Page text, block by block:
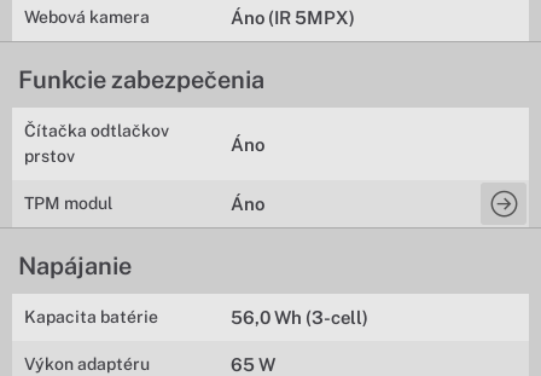
Webová kamera Áno (IR 5MPX)
Funkcie zabezpečenia
Čítačka odtlačkov
prstov
Áno
TPM modul Áno
Napájanie
Kapacita batérie 56,0 Wh (3-cell)
Výkon adaptéru 65 W